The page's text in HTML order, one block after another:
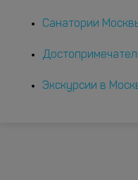
Санатории
Экскурсии в